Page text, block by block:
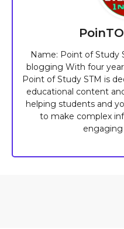
Name: Point of Study
blogging With four
Point of Study STM is
educational content
helping students and
to make complex